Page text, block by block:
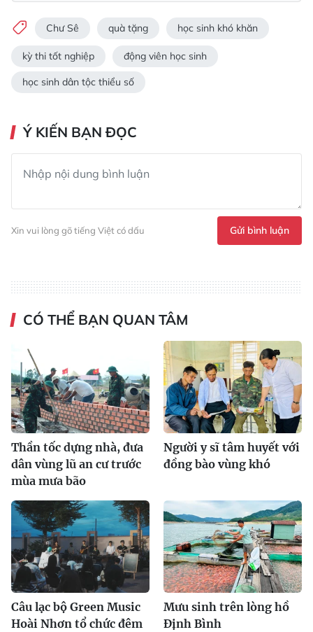
Chư Sê quà tặng học sinh khó khăn
kỳ thi tốt nghiệp động viên học sinh
học sinh dân tộc thiểu số
Ý KIẾN BẠN ĐỌC
Xin vui lòng gõ tiếng Việt có dấu Gửi bình luận
CÓ THỂ BẠN QUAN TÂM
Thần tốc dựng nhà, đưa
dân vùng lũ an cư trước
mùa mưa bão
Người y sĩ tâm huyết với
đồng bào vùng khó
Câu lạc bộ Green Music
Hoài Nhơn tổ chức đêm
Mưu sinh trên lòng hồ
Định Bình